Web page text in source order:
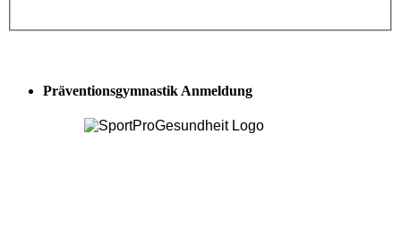
Präventionsgymnastik Anmeldung